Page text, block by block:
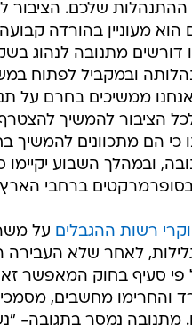
שלכם. הציבור לא
מעוניין בהורדה
דורשים מתנובה לנהוג
ובמקביל לפתוח
ממשיכים בחרם על
הציבור להמשיך להצטרף
כי הם מתכוונים להמשיך
ובמהלך השבוע יקיימו
ברחבי
רשות ההגבלים על
לאחר שלא העבירה
סעיף בחוק המאפשר
והחרימו מחשבים,
מתנובה נמסר בתגובה-